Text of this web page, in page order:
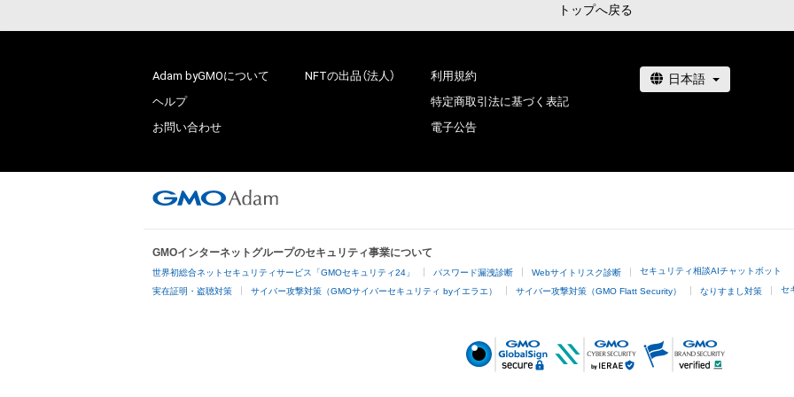
トップへ戻る
Adam byGMOについて
ヘルプ
お問い合わせ
NFTの出品（法人）
利用規約
特定商取引法に基づく表記
電子公告
GMOインターネットグループのセキュリティ事業について
世界初総合ネットセキュリティサービス「GMOセキュリティ24」 パスワード漏洩診断 Webサイトリスク診断 セキュリティ相談AIチャットボット
実在証明・盗聴対策 サイバー攻撃対策（GMOサイバーセキュリティ byイエラエ） サイバー攻撃対策（GMO Flatt Security） なりすまし対策 セ